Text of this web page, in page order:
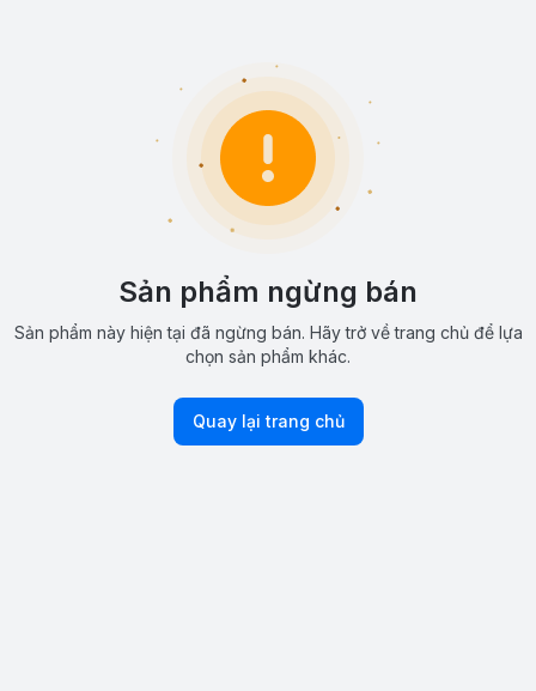
Sản phẩm ngừng bán
Sản phẩm này hiện tại đã ngừng bán. Hãy trở về trang chủ để lựa
chọn sản phẩm khác.
Quay lại trang chủ